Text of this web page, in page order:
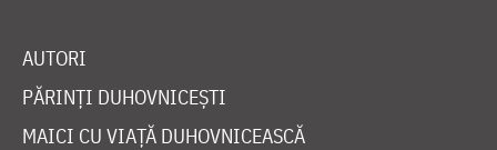
AUTORI
PĂRINȚI DUHOVNICEȘTI
MAICI CU VIAȚĂ DUHOVNICEASCĂ